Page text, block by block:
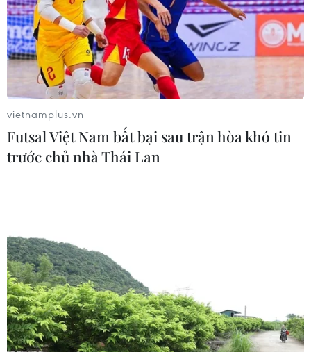
30/11/2020 07:01
Vào chiều 29/11, khoảng 10 người khi đang di chuyển
bằng thang máy trong tòa chung cư B10A Nam Trung
Yên đến tầng 5, bất ngờ gặp sự cố, thang máy rơi tự
do.
Hà Nội: Rơi thang máy nhà 7 tầng cho
vietnamplus.vn
Futsal Việt Nam bất bại sau trận hòa khó tin
trước chủ nhà Thái Lan